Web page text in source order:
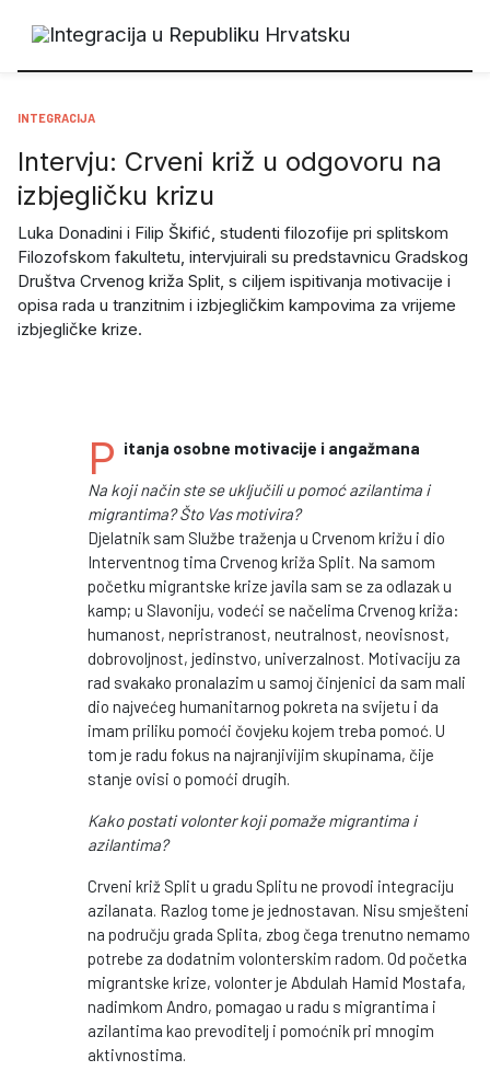
INTEGRACIJA
Intervju: Crveni križ u odgovoru na
izbjegličku krizu
Luka Donadini i Filip Škifić, studenti filozofije pri splitskom
Filozofskom fakultetu, intervjuirali su predstavnicu Gradskog
Društva Crvenog križa Split, s ciljem ispitivanja motivacije i
opisa rada u tranzitnim i izbjegličkim kampovima za vrijeme
izbjegličke krize.
P itanja osobne motivacije i angažmana
Na koji način ste se uključili u pomoć azilantima i
migrantima? Što Vas motivira?
Djelatnik sam Službe traženja u Crvenom križu i dio
Interventnog tima Crvenog križa Split. Na samom
početku migrantske krize javila sam se za odlazak u
kamp; u Slavoniju, vodeći se načelima Crvenog križa:
humanost, nepristranost, neutralnost, neovisnost,
dobrovoljnost, jedinstvo, univerzalnost. Motivaciju za
rad svakako pronalazim u samoj činjenici da sam mali
dio najvećeg humanitarnog pokreta na svijetu i da
imam priliku pomoći čovjeku kojem treba pomoć. U
tom je radu fokus na najranjivijim skupinama, čije
stanje ovisi o pomoći drugih.
Kako postati volonter koji pomaže migrantima i
azilantima?
Crveni križ Split u gradu Splitu ne provodi integraciju
azilanata. Razlog tome je jednostavan. Nisu smješteni
na području grada Splita, zbog čega trenutno nemamo
potrebe za dodatnim volonterskim radom. Od početka
migrantske krize, volonter je Abdulah Hamid Mostafa,
nadimkom Andro, pomagao u radu s migrantima i
azilantima kao prevoditelj i pomoćnik pri mnogim
aktivnostima.